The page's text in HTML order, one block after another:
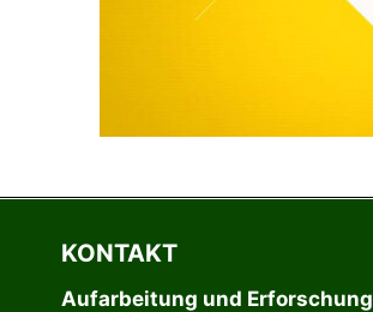
KONTAKT
Aufarbeitung und Erforschung